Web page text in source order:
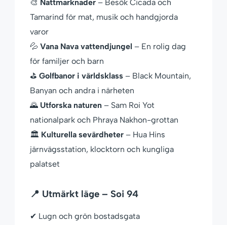
🎨 Nattmarknader – Besök Cicada och
Tamarind för mat, musik och handgjorda
varor
💦 Vana Nava vattendjungel – En rolig dag
för familjer och barn
⛳ Golfbanor i världsklass – Black Mountain,
Banyan och andra i närheten
🌄 Utforska naturen – Sam Roi Yot
nationalpark och Phraya Nakhon-grottan
🏛 Kulturella sevärdheter – Hua Hins
järnvägsstation, klocktorn och kungliga
palatset
📍 Utmärkt läge – Soi 94
✔ Lugn och grön bostadsgata